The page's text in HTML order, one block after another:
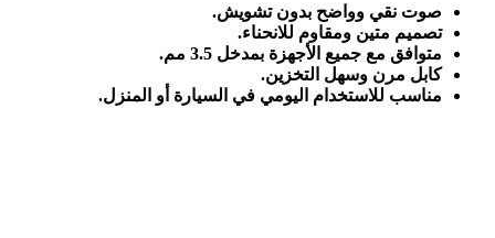
صوت نقي وواضح بدون تشويش.
تصميم متين ومقاوم للانحناء.
متوافق مع جميع الأجهزة بمدخل 3.5 مم
.
كابل مرن وسهل التخزين.
مناسب للاستخدام اليومي في السيارة أو المنزل.